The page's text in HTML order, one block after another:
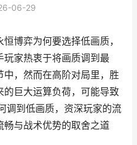
06-29
博弈为何要选择低画质，
家热衷于将画质调到最
，然而在高阶对局里，胜
巨大运算负荷，可能导致
调到低画质，资深玩家的流
畅与战术优势的取舍之道